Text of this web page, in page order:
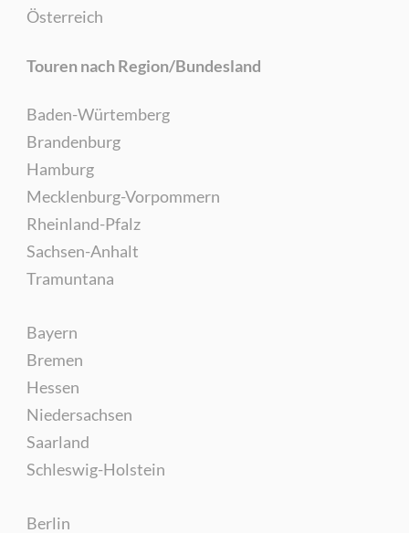
Österreich
Touren nach Region/Bundesland
Baden-Würtemberg
Brandenburg
Hamburg
Mecklenburg-Vorpommern
Rheinland-Pfalz
Sachsen-Anhalt
Tramuntana
Bayern
Bremen
Hessen
Niedersachsen
Saarland
Schleswig-Holstein
Berlin